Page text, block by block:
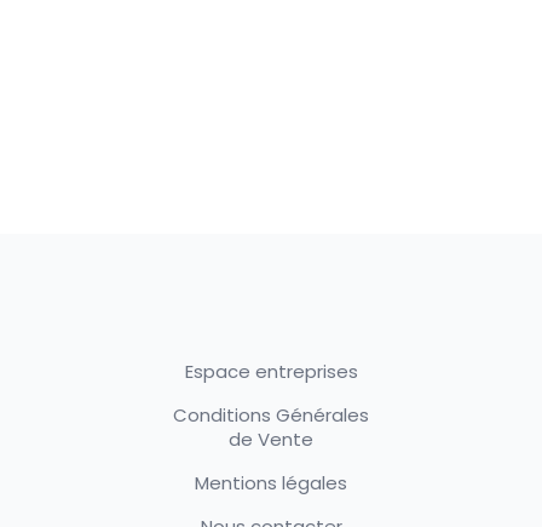
Espace entreprises
Conditions Générales
de Vente
Mentions légales